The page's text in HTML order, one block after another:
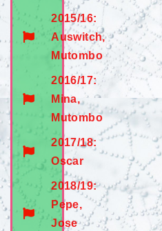
2015/16:
Auswitch,
Mutombo
2016/17:
Mina,
Mutombo
2017/18:
Oscar
2018/19:
Pepe,
Jose